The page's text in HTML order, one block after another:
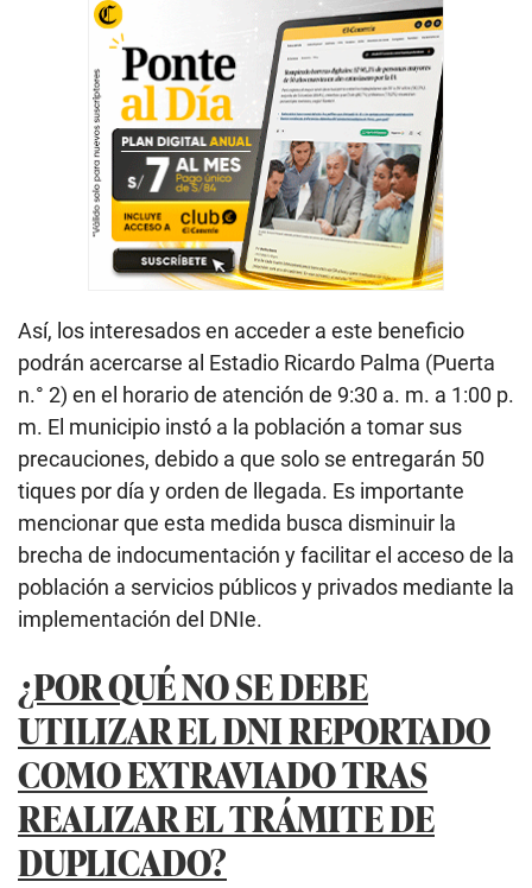
Así, los interesados en acceder a este beneficio
podrán acercarse al Estadio Ricardo Palma (Puerta
n.° 2) en el horario de atención de 9:30 a. m. a 1:00 p.
m. El municipio instó a la población a tomar sus
precauciones, debido a que solo se entregarán 50
tiques por día y orden de llegada. Es importante
mencionar que esta medida busca disminuir la
brecha de indocumentación y facilitar el acceso de la
población a servicios públicos y privados mediante la
implementación del DNIe.
¿POR QUÉ NO SE DEBE
UTILIZAR EL DNI REPORTADO
COMO EXTRAVIADO TRAS
REALIZAR EL TRÁMITE DE
DUPLICADO?